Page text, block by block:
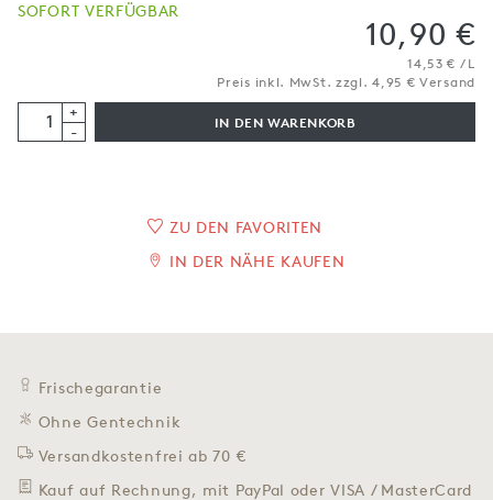
SOFORT VERFÜGBAR
10,90 €
14,53 € / L
Preis inkl. MwSt. zzgl. 4,95 € Versand
+
-
IN DEN WARENKORB
ZU DEN FAVORITEN
IN DER NÄHE KAUFEN
Frischegarantie
Ohne Gentechnik
Versandkostenfrei ab 70 €
Kauf auf Rechnung, mit PayPal oder VISA / MasterCard